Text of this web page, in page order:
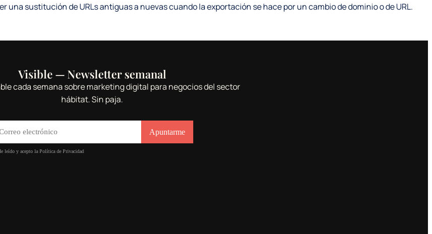
una sustitución de URLs antiguas a nuevas cuando la exportación se hace por un cambio de dominio o de URL.
Visible — Newsletter semanal
cada semana sobre marketing digital para negocios del sector
hábitat. Sin paja.